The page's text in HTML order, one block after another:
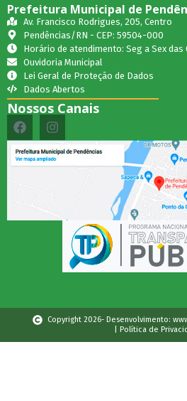
Prefeitura Municipal de
Av. Francisco Rodrigues, 205, Centro
Pendências/RN - CEP: 59504-000
Horário de atendimento: Seg a Sex das
Ouvidoria Municipal
Lei Geral de Proteção de Dados
Dados Abertos
Nossos Canais
Copyright 2026- Desenvolvimento:
| Política de